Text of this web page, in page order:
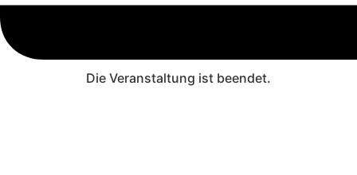
Die Veranstaltung ist beendet.